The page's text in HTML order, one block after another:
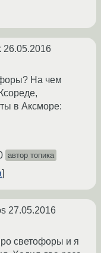
26.05.2016
На чем
в Аксморе:
автор топика
27.05.2016
светофоры и я